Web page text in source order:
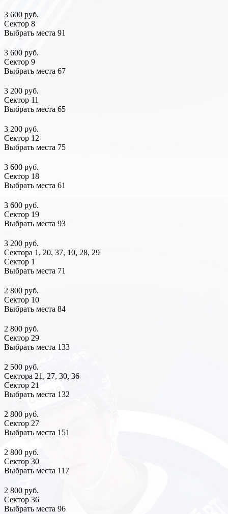
3 600 руб.
Сектор 8
Выбрать места 91
3 600 руб.
Сектор 9
Выбрать места 67
3 200 руб.
Сектор 11
Выбрать места 65
3 200 руб.
Сектор 12
Выбрать места 75
3 600 руб.
Сектор 18
Выбрать места 61
3 600 руб.
Сектор 19
Выбрать места 93
3 200 руб.
Сектора 1, 20, 37, 10, 28, 29
Сектор 1
Выбрать места 71
2 800 руб.
Сектор 10
Выбрать места 84
2 800 руб.
Сектор 29
Выбрать места 133
2 500 руб.
Сектора 21, 27, 30, 36
Сектор 21
Выбрать места 132
2 800 руб.
Сектор 27
Выбрать места 151
2 800 руб.
Сектор 30
Выбрать места 117
2 800 руб.
Сектор 36
Выбрать места 96